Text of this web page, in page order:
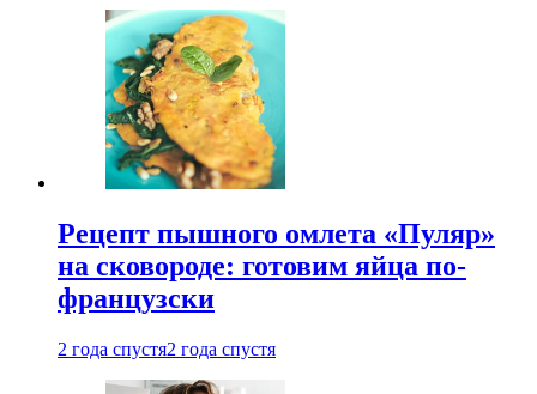
Рецепт пышного омлета «Пуляр»
на сковороде: готовим яйца по-
французски
2 года спустя2 года спустя